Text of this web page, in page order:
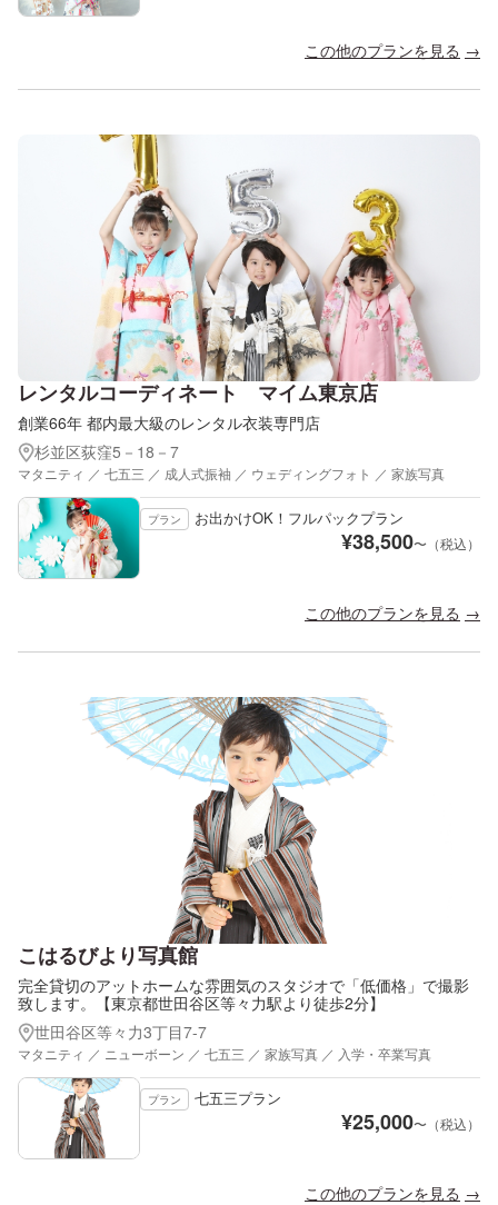
この他のプランを見る
レンタルコーディネート マイム東京店
創業66年 都内最大級のレンタル衣装専門店
杉並区荻窪5－18－7
マタニティ ／ 七五三 ／ 成人式振袖 ／ ウェディングフォト ／ 家族写真
プラン お出かけOK！フルパックプラン
¥38,500〜（税込）
この他のプランを見る
こはるびより写真館
完全貸切のアットホームな雰囲気のスタジオで「低価格」で撮影
致します。【東京都世田谷区等々力駅より徒歩2分】
世田谷区等々力3丁目7-7
マタニティ ／ ニューボーン ／ 七五三 ／ 家族写真 ／ 入学・卒業写真
プラン 七五三プラン
¥25,000〜（税込）
この他のプランを見る